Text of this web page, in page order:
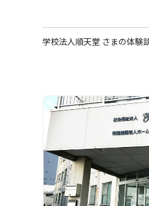
学校法人順天堂 さまの体験